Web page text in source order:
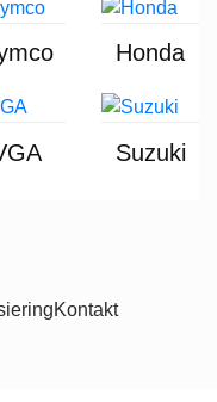
Honda
Suzuki
Kontakt